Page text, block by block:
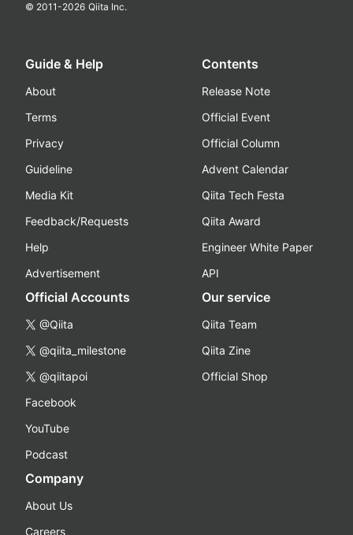
© 2011-2026 Qiita Inc.
Guide & Help
About
Terms
Privacy
Guideline
Media Kit
Feedback/Requests
Help
Advertisement
Contents
Release Note
Official Event
Official Column
Advent Calendar
Qiita Tech Festa
Qiita Award
Engineer White Paper
API
Official Accounts
@Qiita
@qiita_milestone
@qiitapoi
Facebook
YouTube
Podcast
Our service
Qiita Team
Qiita Zine
Official Shop
Company
About Us
Careers